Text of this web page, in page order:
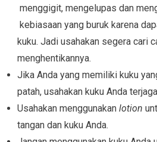
menggigit, mengelupas dan
kebiasaan yang buruk karena
kuku. Jadi usahakan segera cari
menghentikannya.
Jika Anda yang memiliki kuku
patah, usahakan kuku Anda
Usahakan menggunakan lotion
tangan dan kuku Anda.